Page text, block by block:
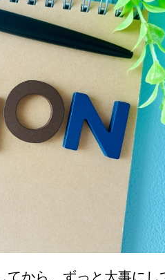
から、ずっと大事にし